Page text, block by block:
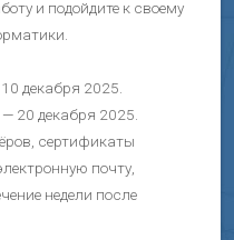
и подойдите к своему
декабря 2025.
20 декабря 2025.
сертификаты
почту,
недели после